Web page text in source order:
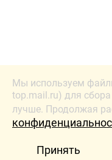
Мы используем
top.mail.ru) для
лучше. Продолжая
Принять